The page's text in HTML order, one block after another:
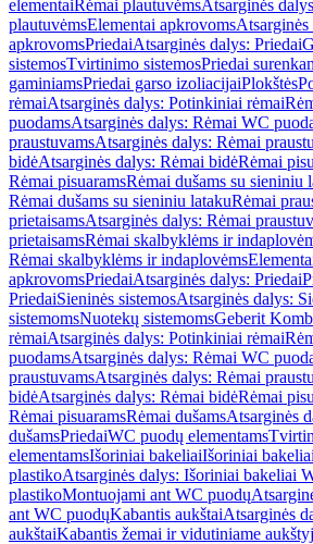
elementaiRėmai plautuvėmsAtsarginės
plautuvėmsElementai apkrovoms
apkrovomsPriedaiAtsarginės dalys: Priedai
sistemosTvirtinimo sistemosPriedai
gaminiamsPriedai garso izoliacijaiPlokštės
rėmaiAtsarginės dalys: Potinkiniai rėmai
puodamsAtsarginės dalys: Rėmai WC
praustuvamsAtsarginės dalys: Rėmai
bidėAtsarginės dalys: Rėmai bidėRėmai
Rėmai pisuaramsRėmai dušams su sieniniu
Rėmai dušams su sieniniu latakuRėmai
prietaisamsAtsarginės dalys: Rėmai
prietaisamsRėmai skalbyklėms ir
Rėmai skalbyklėms ir indaplovėms
apkrovomsPriedaiAtsarginės dalys: Priedai
PriedaiSieninės sistemosAtsarginės dalys:
sistemomsNuotekų sistemomsGeberit
rėmaiAtsarginės dalys: Potinkiniai rėmai
puodamsAtsarginės dalys: Rėmai WC
praustuvamsAtsarginės dalys: Rėmai
bidėAtsarginės dalys: Rėmai bidėRėmai
Rėmai pisuaramsRėmai dušamsAtsarginės
dušamsPriedaiWC puodų elementams
elementamsIšoriniai bakeliaiIšoriniai
plastikoAtsarginės dalys: Išoriniai bakeliai
plastikoMontuojami ant WC puodų
ant WC puodųKabantis aukštaiAtsarginės
aukštaiKabantis žemai ir vidutiniame